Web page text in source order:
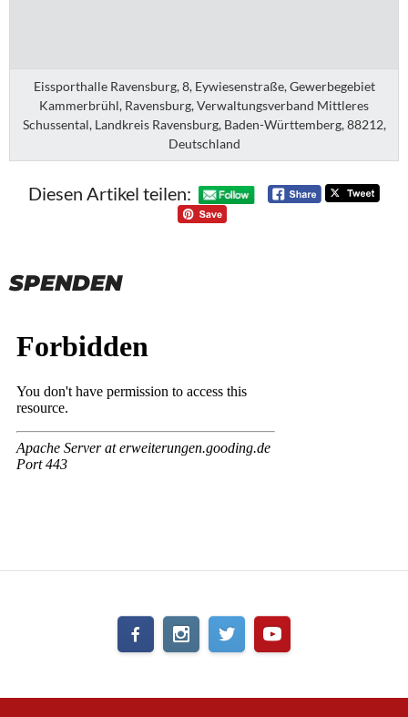
Eissporthalle Ravensburg, 8, Eywiesenstraße, Gewerbegebiet
Kammerbrühl, Ravensburg, Verwaltungsverband Mittleres
Schussental, Landkreis Ravensburg, Baden-Württemberg, 88212,
Deutschland
Diesen Artikel teilen:
SPENDEN